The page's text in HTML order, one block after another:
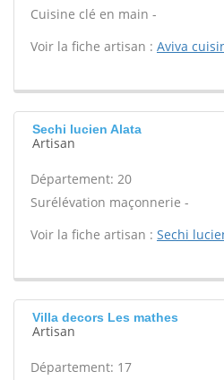
Cuisine clé en main -
Voir la fiche artisan : Aviva
Sechi lucien Alata
Artisan
Département: 20
Surélévation maçonnerie -
Voir la fiche artisan : Sechi
Villa decors Les mathes
Artisan
Département: 17